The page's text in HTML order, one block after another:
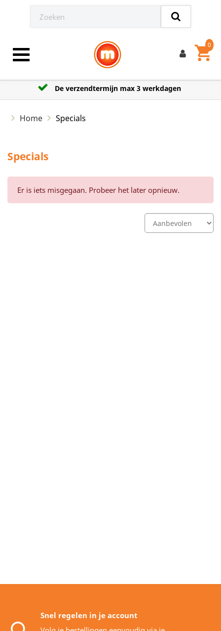
Toggle navigation shopping_cart
0
De verzendtermijn max 3 werkdagen
Home Specials
Specials
Er is iets misgegaan. Probeer het later opnieuw.
Snel regelen in je account